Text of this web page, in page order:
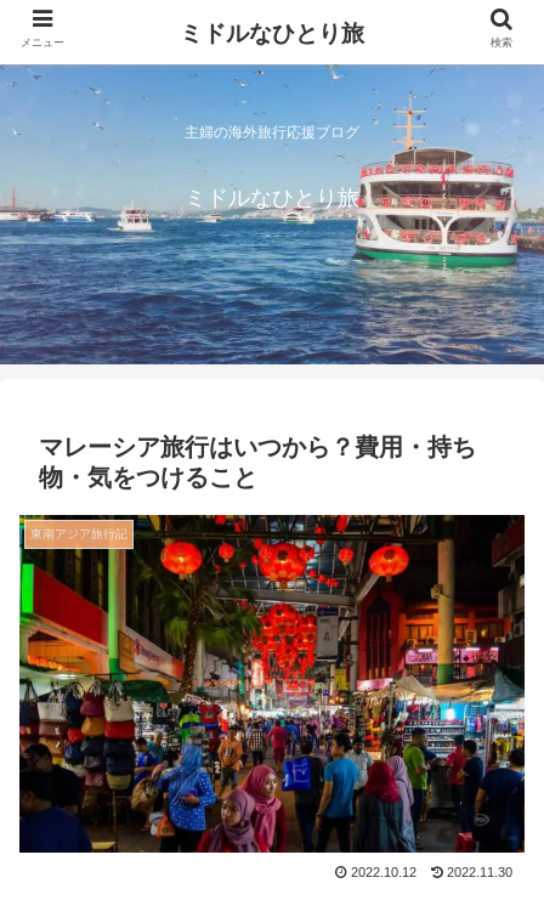
主婦の海外旅行応援ブログ
ミドルなひとり旅
マレーシア旅行はいつから？費用・持ち
物・気をつけること
東南アジア旅行記
2022.10.12 2022.11.30
メニュー ミドルなひとり旅 検索